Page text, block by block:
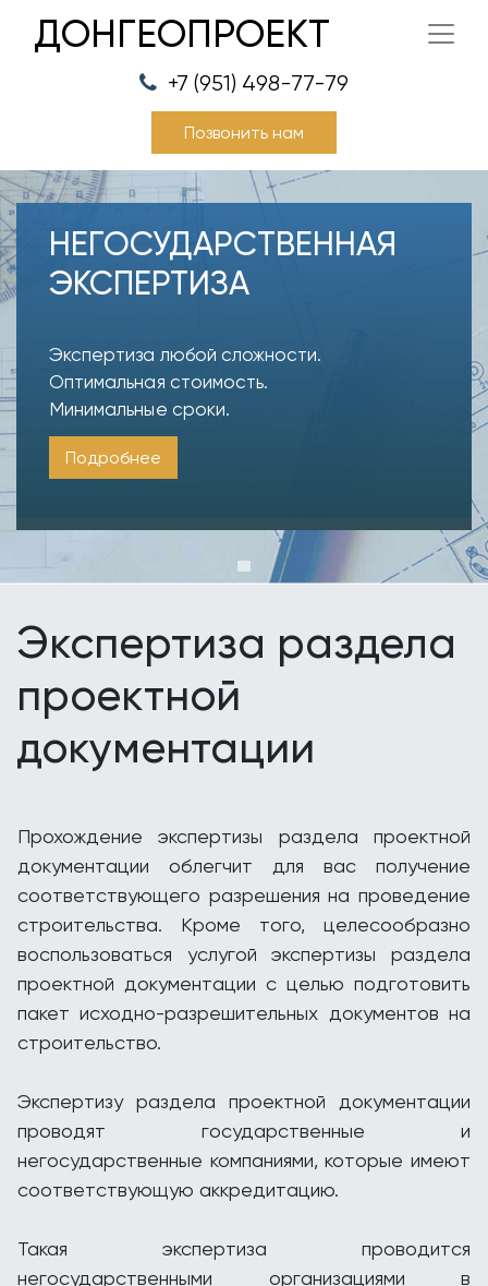
ДОНГЕОПРОЕКТ
+7 (951) 498-77-79
Позвонить нам
НЕГОСУДАРСТВЕННАЯ
ЭКСПЕРТИЗА
Экспертиза любой сложности.
Оптимальная стоимость.
Минимальные сроки.
Подробнее
Экспертиза раздела
проектной
документации
Прохождение экспертизы раздела проектной
документации облегчит для вас получение
соответствующего разрешения на проведение
строительства. Кроме того, целесообразно
воспользоваться услугой экспертизы раздела
проектной документации с целью подготовить
пакет исходно-разрешительных документов на
строительство.
Экспертизу раздела проектной документации
проводят государственные и
негосударственные компаниями, которые имеют
соответствующую аккредитацию.
Такая экспертиза проводится
негосударственными организациями в